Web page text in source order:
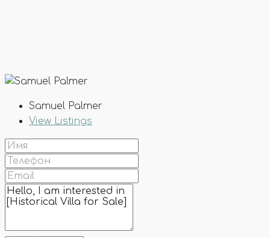
Samuel Palmer
View Listings